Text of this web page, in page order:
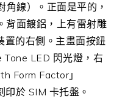
線）。正面是平的，
背面鍍鋁，上有雷射雕
置的右側。主畫面按鈕
Tone LED 閃光燈，右
Form Factor」
印於 SIM 卡托盤。